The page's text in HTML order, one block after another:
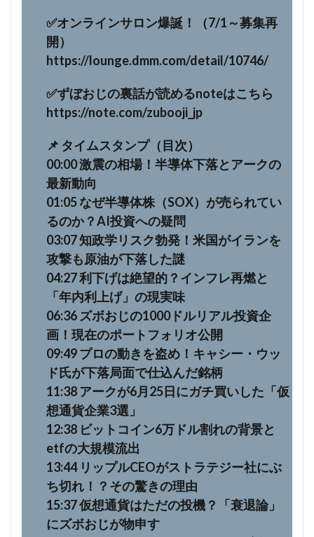
✅オンラインサロン爆誕！（7/1～募集再
開）
https://lounge.dmm.com/detail/10746/
✅ずぼおじの裏話が読めるnoteはこちら
https://note.com/zubooji_jp
📌 タイムスタンプ（目次）
00:00 激震の相場！半導体下落とアークの
最新動向
01:05 なぜ半導体株（SOX）が売られてい
るのか？AI投資への疑問
03:07 知政学リスク勃発！米国がイランを
攻撃も原油が下落した謎
04:27 利下げは絶望的？インフレ再燃と
「年内利上げ」の現実味
06:36 ズボおじの1000ドルリアル投資企
画！現在のポートフォリオ公開
09:49 プロの動きを盗め！キャシー・ウッ
ド氏が下落局面で仕込んだ銘柄
11:38 アークが6月25日にガチ買いした「仮
想通貨企業3選」
12:38 ビットコイン6万ドル割れの背景と
etfの大規模流出
13:44 リップルCEOがストラテジー社にぶ
ち切れ！？その驚きの理由
15:37 仮想通貨はただの投機？「衰退論」
にズボおじが物申す